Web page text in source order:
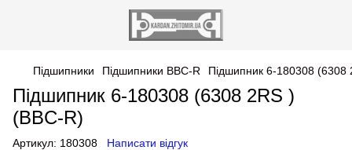
Підшипники Підшипники BBC-R Підшипник 6-180308 (6308
Підшипник 6-180308 (6308 2RS )
(BBC-R)
Артикул: 180308 Написати відгук